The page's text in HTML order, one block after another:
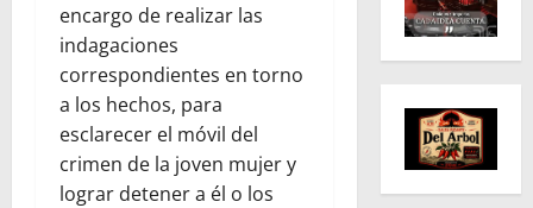
encargo de realizar las
indagaciones
correspondientes en torno
a los hechos, para
esclarecer el móvil del
crimen de la joven mujer y
lograr detener a él o los